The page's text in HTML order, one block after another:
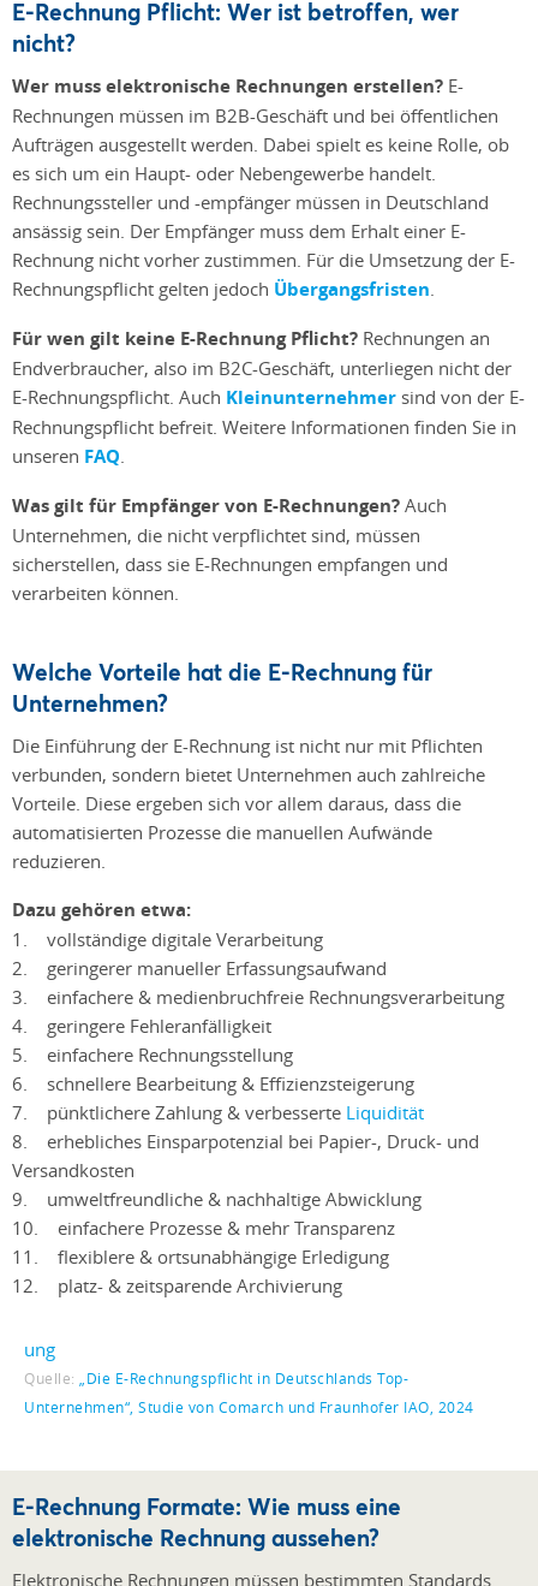
E-Rechnung Pflicht: Wer ist betroffen, wer
nicht?
Wer muss elektronische Rechnungen erstellen? E-
Rechnungen müssen im B2B-Geschäft und bei öffentlichen
Aufträgen ausgestellt werden. Dabei spielt es keine Rolle, ob
es sich um ein Haupt- oder Nebengewerbe handelt.
Rechnungssteller und -empfänger müssen in Deutschland
ansässig sein. Der Empfänger muss dem Erhalt einer E-
Rechnung nicht vorher zustimmen. Für die Umsetzung der E-
Rechnungspflicht gelten jedoch Übergangsfristen.
Für wen gilt keine E-Rechnung Pflicht? Rechnungen an
Endverbraucher, also im B2C-Geschäft, unterliegen nicht der
E-Rechnungspflicht. Auch Kleinunternehmer sind von der E-
Rechnungspflicht befreit. Weitere Informationen finden Sie in
unseren FAQ.
Was gilt für Empfänger von E-Rechnungen? Auch
Unternehmen, die nicht verpflichtet sind, müssen
sicherstellen, dass sie E-Rechnungen empfangen und
verarbeiten können.
Welche Vorteile hat die E-Rechnung für
Unternehmen?
Die Einführung der E-Rechnung ist nicht nur mit Pflichten
verbunden, sondern bietet Unternehmen auch zahlreiche
Vorteile. Diese ergeben sich vor allem daraus, dass die
automatisierten Prozesse die manuellen Aufwände
reduzieren.
Dazu gehören etwa:
1. vollständige digitale Verarbeitung
2. geringerer manueller Erfassungsaufwand
3. einfachere & medienbruchfreie Rechnungsverarbeitung
4. geringere Fehleranfälligkeit
5. einfachere Rechnungsstellung
6. schnellere Bearbeitung & Effizienzsteigerung
7. pünktlichere Zahlung & verbesserte Liquidität
8. erhebliches Einsparpotenzial bei Papier-, Druck- und
Versandkosten
9. umweltfreundliche & nachhaltige Abwicklung
10. einfachere Prozesse & mehr Transparenz
11. flexiblere & ortsunabhängige Erledigung
12. platz- & zeitsparende Archivierung
Quelle: „Die E-Rechnungspflicht in Deutschlands Top-
Unternehmen“, Studie von Comarch und Fraunhofer IAO, 2024
E-Rechnung Formate: Wie muss eine
elektronische Rechnung aussehen?
Elektronische Rechnungen müssen bestimmten Standards